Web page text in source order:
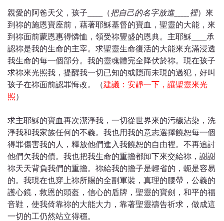
親愛的阿爸天父，孩子_____（把自己的名字放進_____ 裡）來
到祢的施恩寶座前，藉著耶穌基督的寶血，聖靈的大能，來
到祢面前蒙恩惠得憐恤，領受祢豐盛的恩典。主耶穌_____承
認祢是我的生命的主宰。求聖靈生命復活的大能來充滿浸透
我生命的每一個部分。我的靈魂體完全降伏於祢。現在孩子
求祢來光照我，提醒我一切已知的或隱而未現的過犯，好叫
孩子在祢面前認罪悔改。（建議：安靜一下，讓聖靈來光
照）
求主耶穌的寶血再次潔淨我，一切從世界來的污穢沾染，洗
淨我和我家族任何的不義。我也用我的意志選擇饒恕每一個
得罪傷害我的人，釋放他們進入我饒恕的自由裡。不再追討
他們欠我的債。我也把我生命的重擔都卸下來交給祢，謝謝
祢天天背負我們的重擔。祢給我的擔子是輕省的，軛是容易
的。我現在也穿上祢所賜的全副軍裝，真理的腰帶，公義的
護心鏡，救恩的頭盔，信心的盾牌，聖靈的寶劍，和平的福
音鞋，使我倚靠祢的大能大力，靠著聖靈禱告祈求，做成這
一切的工仍然站立得穩。